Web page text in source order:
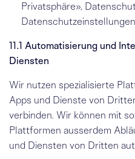
Privatsphäre»,
11.1 Automatisierung und
Diensten
Wir nutzen spezialisierte
Apps und Dienste von
verbinden. Wir können mit
Plattformen ausserdem
und Diensten von Dritten